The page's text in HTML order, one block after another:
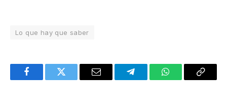
Lo que hay que saber
FacebookTwitter Email TelegramWhatsAppCopy